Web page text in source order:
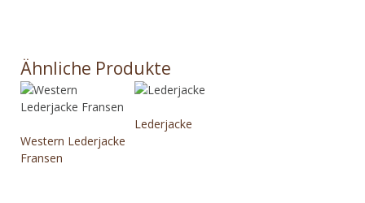
Ähnliche Produkte
Western Lederjacke
Fransen
Lederjacke